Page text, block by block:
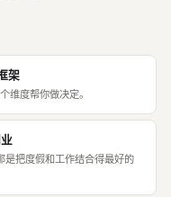
架
维度帮你做决定。
是把度假和工作结合得最好的